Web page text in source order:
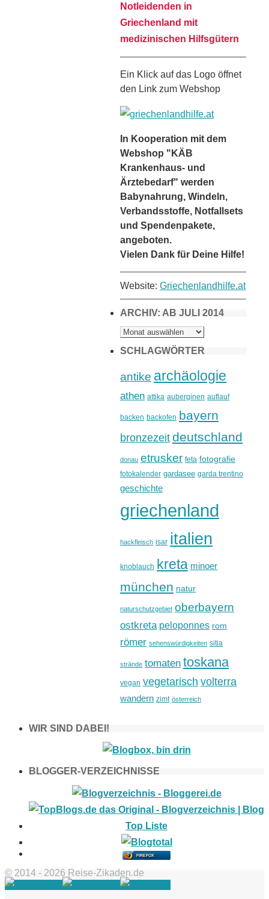
Notleidenden in
Griechenland mit
medizinischen Hilfsgütern
Ein Klick auf das Logo öffnet
den Link zum Webshop
In Kooperation mit dem
Webshop "KÄB
Krankenhaus- und
Ärztebedarf" werden
Babynahrung, Windeln,
Verbandsstoffe, Notfallsets
und Spendenpakete,
angeboten.
Vielen Dank für Deine Hilfe!
Website: Griechenlandhilfe.at
ARCHIV: AB JULI 2014
ARCHIV:
AB
2014
SCHLAGWÖRTER
antike archäologie
athen attika auberginen auflauf
backen backofen bayern
bronzezeit deutschland
donau etrusker feta fotografie
fotokalender gardasee garda trentino
geschichte
griechenland
hackfleisch isar italien
knoblauch kreta minoer
münchen natur
naturschutzgebiet oberbayern
ostkreta peloponnes rom
römer sehenswürdigkeiten sitia
strände tomaten toskana
vegan vegetarisch volterra
wandern zimt österreich
WIR SIND DABEI!
BLOGGER-VERZEICHNISSE
FIREFOX
© 2014 - 2026 Reise-Zikaden.de